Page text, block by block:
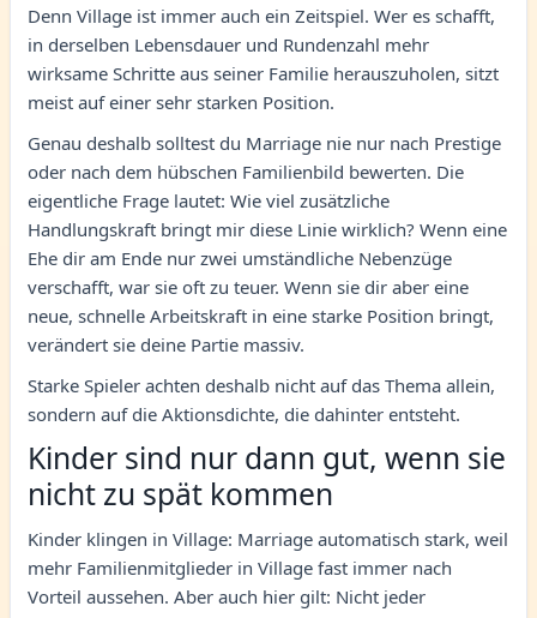
Denn Village ist immer auch ein Zeitspiel. Wer es schafft,
in derselben Lebensdauer und Rundenzahl mehr
wirksame Schritte aus seiner Familie herauszuholen, sitzt
meist auf einer sehr starken Position.
Genau deshalb solltest du Marriage nie nur nach Prestige
oder nach dem hübschen Familienbild bewerten. Die
eigentliche Frage lautet: Wie viel zusätzliche
Handlungskraft bringt mir diese Linie wirklich? Wenn eine
Ehe dir am Ende nur zwei umständliche Nebenzüge
verschafft, war sie oft zu teuer. Wenn sie dir aber eine
neue, schnelle Arbeitskraft in eine starke Position bringt,
verändert sie deine Partie massiv.
Starke Spieler achten deshalb nicht auf das Thema allein,
sondern auf die Aktionsdichte, die dahinter entsteht.
Kinder sind nur dann gut, wenn sie
nicht zu spät kommen
Kinder klingen in Village: Marriage automatisch stark, weil
mehr Familienmitglieder in Village fast immer nach
Vorteil aussehen. Aber auch hier gilt: Nicht jeder